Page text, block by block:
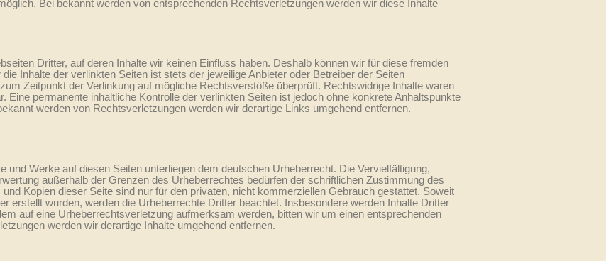
Bei bekannt werden von entsprechenden Rechtsverletzungen werden wir diese Inhalte
Dritter, auf deren Inhalte wir keinen Einfluss haben. Deshalb können wir für diese fremden
Inhalte der verlinkten Seiten ist stets der jeweilige Anbieter oder Betreiber der Seiten
Zeitpunkt der Verlinkung auf mögliche Rechtsverstöße überprüft. Rechtswidrige Inhalte waren
Eine permanente inhaltliche Kontrolle der verlinkten Seiten ist jedoch ohne konkrete Anhaltspunkte
werden von Rechtsverletzungen werden wir derartige Links umgehend entfernen.
und Werke auf diesen Seiten unterliegen dem deutschen Urheberrecht. Die Vervielfältigung,
außerhalb der Grenzen des Urheberrechtes bedürfen der schriftlichen Zustimmung des
Kopien dieser Seite sind nur für den privaten, nicht kommerziellen Gebrauch gestattet. Soweit
erstellt wurden, werden die Urheberrechte Dritter beachtet. Insbesondere werden Inhalte Dritter
auf eine Urheberrechtsverletzung aufmerksam werden, bitten wir um einen entsprechenden
werden wir derartige Inhalte umgehend entfernen.